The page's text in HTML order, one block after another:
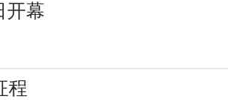
开幕
程